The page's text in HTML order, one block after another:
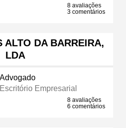
8 avaliações
3 comentários
ALTO DA BARREIRA,
LDA
Advogado
Escritório Empresarial
8 avaliações
6 comentários